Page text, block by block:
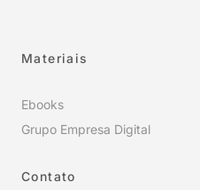
Materiais
Ebooks
Grupo Empresa Digital
Contato